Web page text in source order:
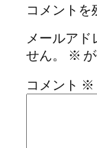
コメントを
メールアド
せん。
※
コメント ※